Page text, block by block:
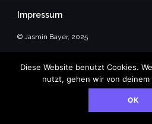
Impressum
© Jasmin Bayer, 2025
Diese Website benutzt Cookies.
nutzt, gehen wir von deinem
OK